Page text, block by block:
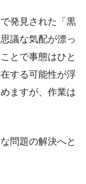
発見された「黒
議な気配が漂っ
とで事態はひと
する可能性が浮
ますが、作業は
問題の解決へと